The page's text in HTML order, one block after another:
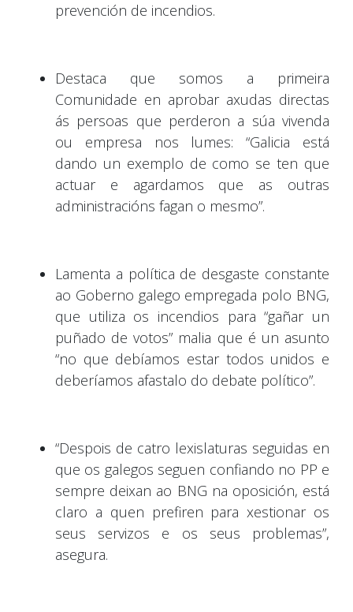
prevención de incendios.
Destaca que somos a primeira
Comunidade en aprobar axudas directas
ás persoas que perderon a súa vivenda
ou empresa nos lumes: “Galicia está
dando un exemplo de como se ten que
actuar e agardamos que as outras
administracións fagan o mesmo”.
Lamenta a política de desgaste constante
ao Goberno galego empregada polo BNG,
que utiliza os incendios para “gañar un
puñado de votos” malia que é un asunto
“no que debíamos estar todos unidos e
deberíamos afastalo do debate político”.
“Despois de catro lexislaturas seguidas en
que os galegos seguen confiando no PP e
sempre deixan ao BNG na oposición, está
claro a quen prefiren para xestionar os
seus servizos e os seus problemas”,
asegura.